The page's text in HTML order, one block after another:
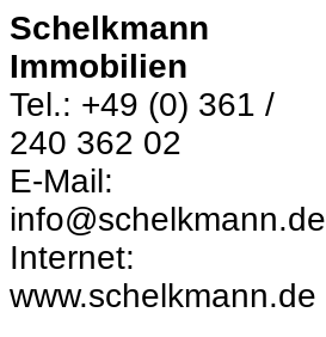
Schelkmann
Immobilien
Tel.: +49 (0) 361 /
240 362 02
E-Mail:
info@schelkmann.de
Internet:
www.schelkmann.de